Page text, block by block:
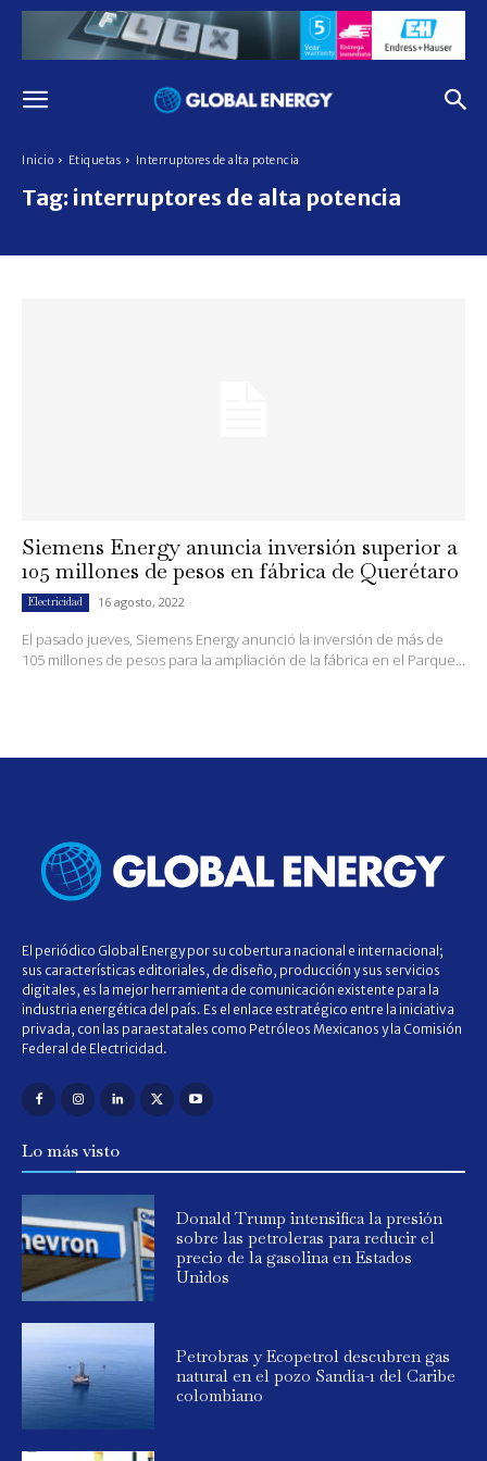
Inicio Etiquetas Interruptores de alta potencia
Tag: interruptores de alta potencia
Siemens Energy anuncia inversión superior a
105 millones de pesos en fábrica de Querétaro
Electricidad 16 agosto, 2022
El pasado jueves, Siemens Energy anunció la inversión de más de
105 millones de pesos para la ampliación de la fábrica en el Parque...
El periódico Global Energy por su cobertura nacional e internacional;
sus características editoriales, de diseño, producción y sus servicios
digitales, es la mejor herramienta de comunicación existente para la
industria energética del país. Es el enlace estratégico entre la iniciativa
privada, con las paraestatales como Petróleos Mexicanos y la Comisión
Federal de Electricidad.
Lo más visto
Donald Trump intensifica la presión
sobre las petroleras para reducir el
precio de la gasolina en Estados
Unidos
Petrobras y Ecopetrol descubren gas
natural en el pozo Sandía-1 del Caribe
colombiano